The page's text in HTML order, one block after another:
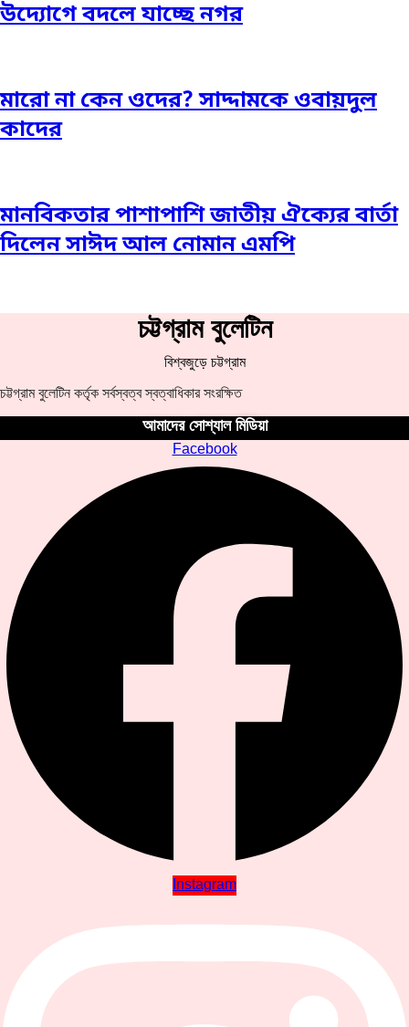
উদ্যোগে বদলে যাচ্ছে নগর
মারো না কেন ওদের? সাদ্দামকে ওবায়দুল
কাদের
মানবিকতার পাশাপাশি জাতীয় ঐক্যের বার্তা
দিলেন সাঈদ আল নোমান এমপি
চট্টগ্রাম বুলেটিন
বিশ্বজুড়ে চট্টগ্রাম
চট্টগ্রাম বুলেটিন কর্তৃক সর্বস্বত্ব স্বত্বাধিকার সংরক্ষিত
আমাদের সোশ্যাল মিডিয়া
Facebook
Instagram